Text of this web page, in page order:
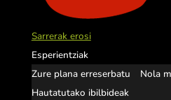
Sarrerak erosi
Esperientziak
Zure plana erreserbatu
Nola
Hautatutako ibilbideak